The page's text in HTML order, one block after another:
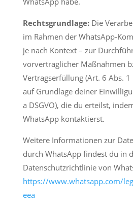
Rechtsgrundlage:Die
im Rahmen der WhatsApp-
je nach Kontext – zur
vorvertraglicher Maßnahmen
Vertragserfüllung (Art. 6 Abs. 1
auf Grundlage deiner
a DSGVO), die du erteilst,
WhatsApp kontaktierst.
Weitere Informationen zur
durch WhatsApp findest du in
Datenschutzrichtlinie von
https://www.whatsapp.com/
eea